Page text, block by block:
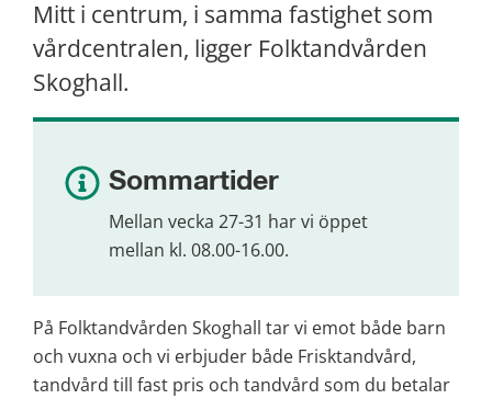
Mitt i centrum, i samma fastighet som
vårdcentralen, ligger Folktandvården
Skoghall.
Sommartider
Mellan vecka 27-31 har vi öppet
mellan kl. 08.00-16.00.
På Folktandvården Skoghall tar vi emot både barn
och vuxna och vi erbjuder både Frisktandvård,
tandvård till fast pris och tandvård som du betalar